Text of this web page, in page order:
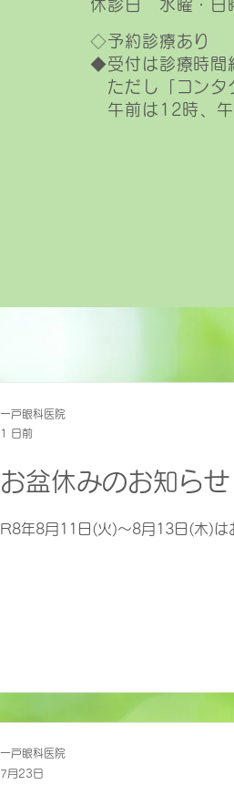
休診日 水曜・日
◇予約診療あり
◆受付は診療時間
ただし「コンタ
午前は12時、午
お盆休みのお知らせ
R8年8月11日(火)～8月13日(木)は
一戸眼科医院
1 日前
一戸眼科医院
7月23日